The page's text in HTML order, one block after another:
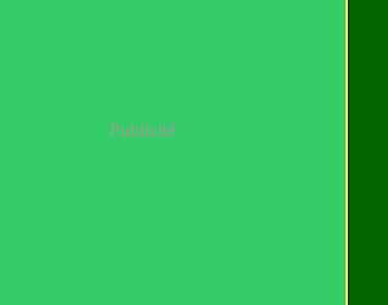
Publicité